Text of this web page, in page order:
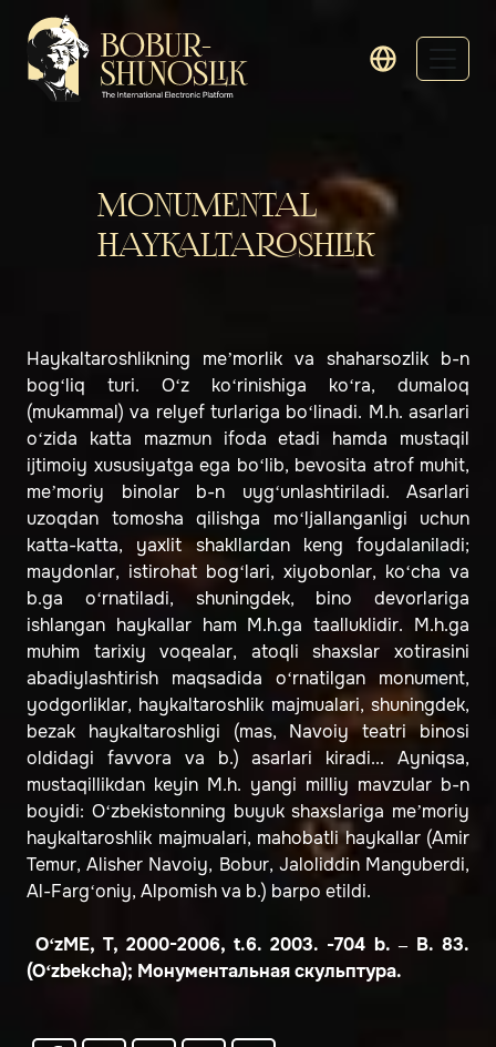
MONUMENTAL
HAYKALTAROSHLIK
Haykaltaroshlikning meʼmorlik va shaharsozlik b-n
bog‘liq turi. O‘z ko‘rinishiga ko‘ra, dumaloq
(mukammal) va relyef turlariga bo‘linadi. M.h. asarlari
o‘zida katta mazmun ifoda etadi hamda mustaqil
ijtimoiy xususiyatga ega bo‘lib, bevosita atrof muhit,
meʼmoriy binolar b-n uyg‘unlashtiriladi. Asarlari
uzoqdan tomosha qilishga mo‘ljallanganligi uchun
katta-katta, yaxlit shakllardan keng foydalaniladi;
maydonlar, istirohat bog‘lari, xiyobonlar, ko‘cha va
b.ga o‘rnatiladi, shuningdek, bino devorlariga
ishlangan haykallar ham M.h.ga taalluklidir. M.h.ga
muhim tarixiy voqealar, atoqli shaxslar xotirasini
abadiylashtirish maqsadida o‘rnatilgan monument,
yodgorliklar, haykaltaroshlik majmualari, shuningdek,
bezak haykaltaroshligi (mas, Navoiy teatri binosi
oldidagi favvora va b.) asarlari kiradi... Ayniqsa,
mustaqillikdan keyin M.h. yangi milliy mavzular b-n
boyidi: O‘zbekistonning buyuk shaxslariga meʼmoriy
haykaltaroshlik majmualari, mahobatli haykallar (Amir
Temur, Alisher Navoiy, Bobur, Jaloliddin Manguberdi,
Al-Farg‘oniy, Alpomish va b.) barpo etildi.
O‘zME, T, 2000-2006, t.6. 2003. -704 b. – B. 83.
(O‘zbekcha); Монументальная скульптура.